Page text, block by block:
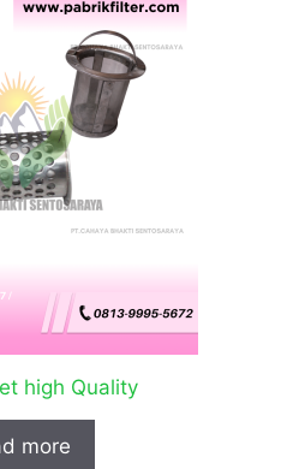
high Quality
more